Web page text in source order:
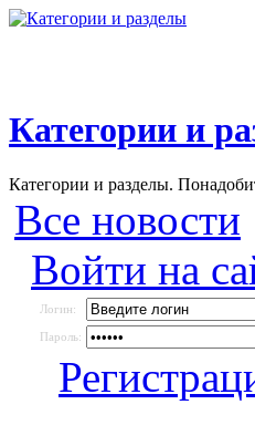
Категории и
Категории и разделы.
Все новости
Войти на
Логин:
Пароль: